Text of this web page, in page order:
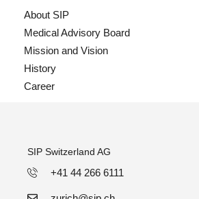
About SIP
Medical Advisory Board
Mission and Vision
History
Career
SIP Switzerland AG
+41 44 266 6111